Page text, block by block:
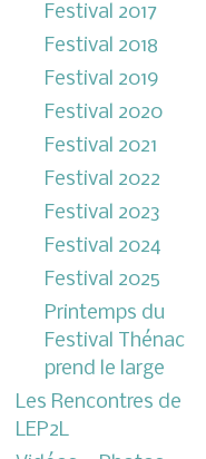
Festival 2017
Festival 2018
Festival 2019
Festival 2020
Festival 2021
Festival 2022
Festival 2023
Festival 2024
Festival 2025
Printemps du
Festival Thénac
prend le large
Les Rencontres de
LEP2L